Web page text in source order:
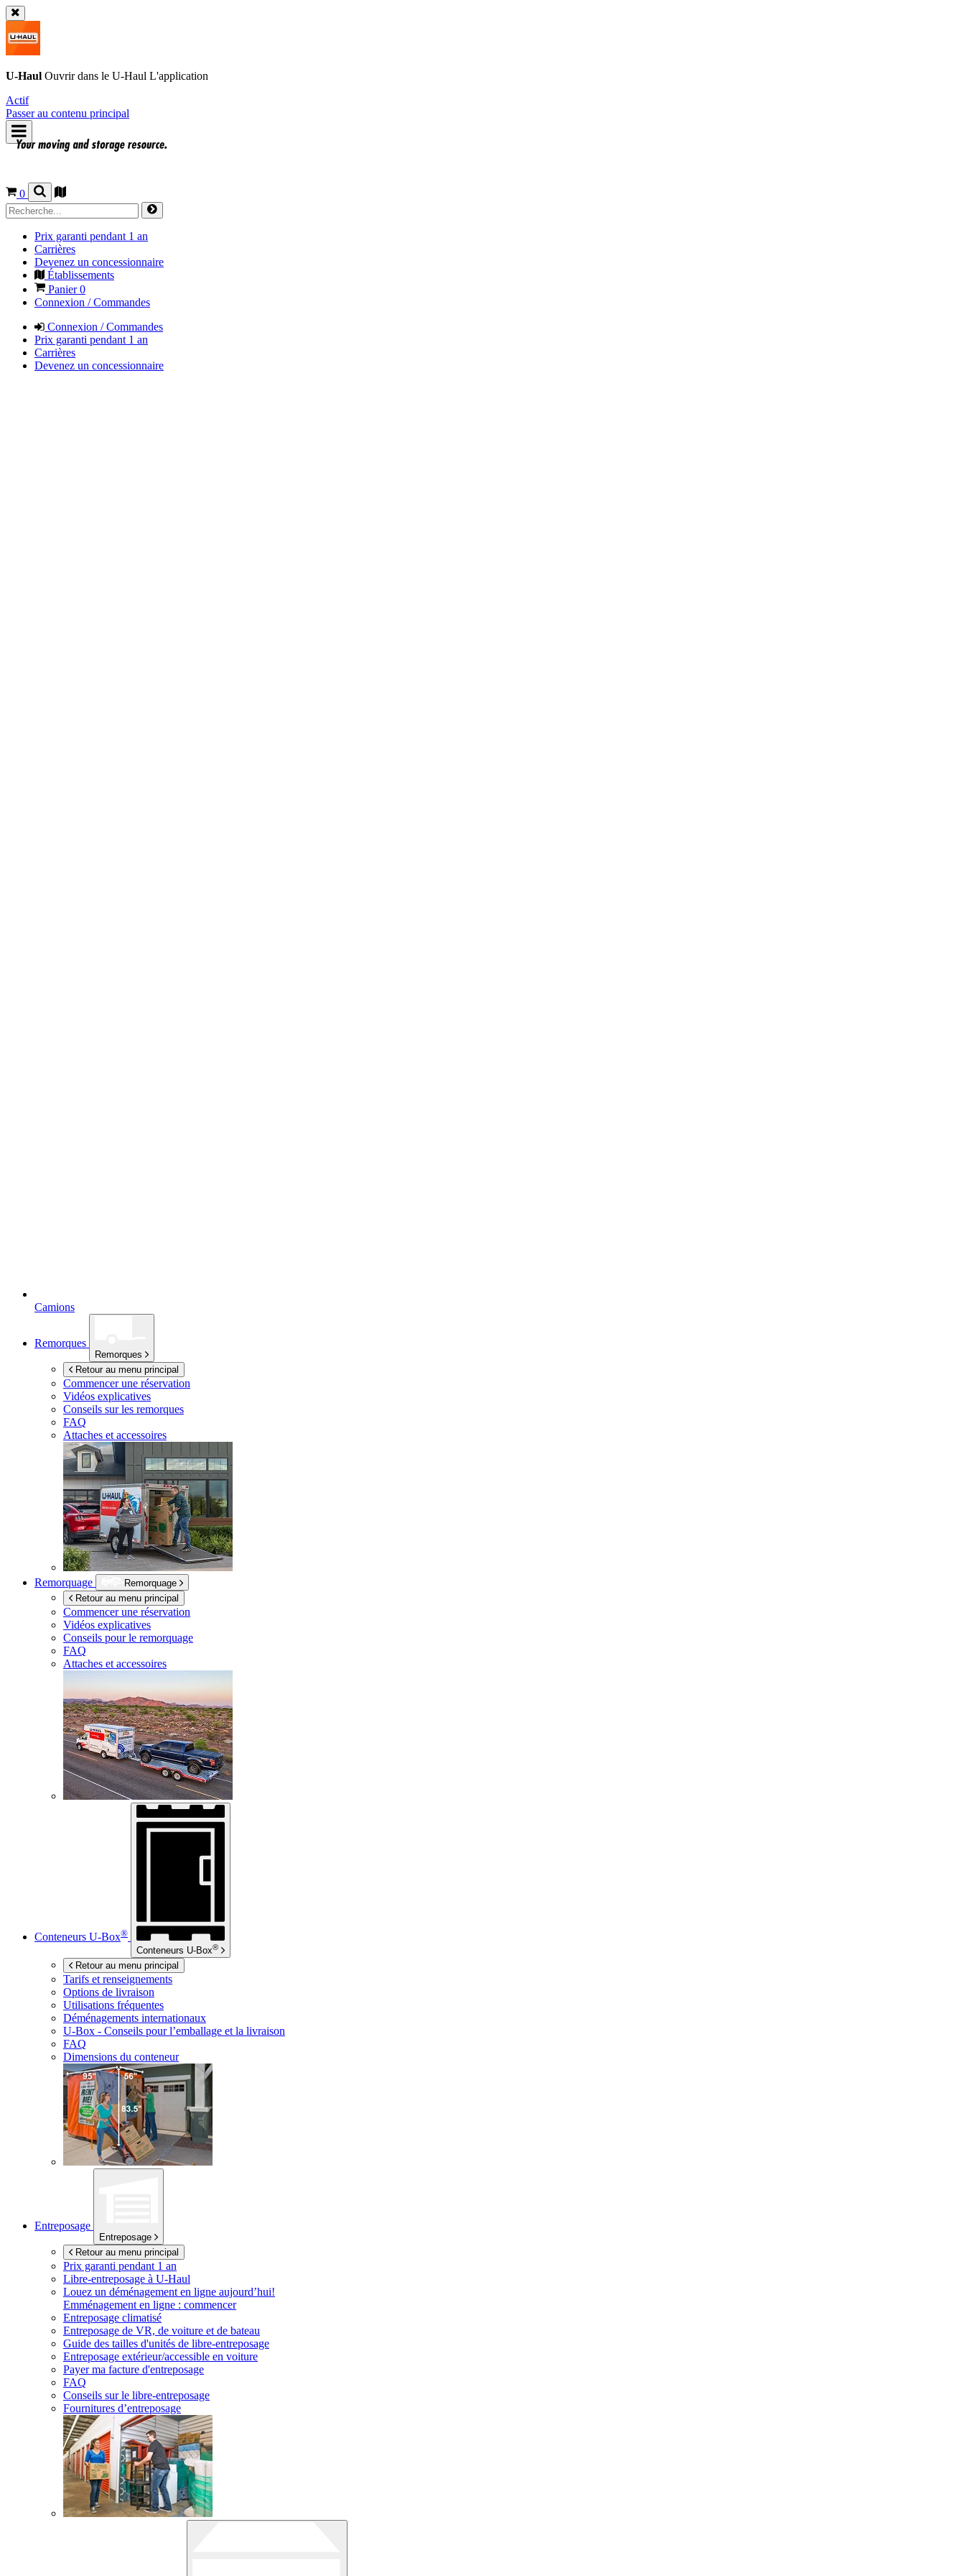
U-Haul Ouvrir dans le U-Haul L'application
Actif
Passer au contenu principal
0
Prix garanti pendant 1 an
Carrières
Devenez un concessionnaire
Établissements
Panier0
Connexion / Commandes
Connexion / Commandes
Prix garanti pendant 1 an
Carrières
Devenez un concessionnaire
Camions
Remorques
Remorques
Retour au menu principal
Commencer une réservation
Vidéos explicatives
Conseils sur les remorques
FAQ
Attaches et accessoires
Remorquage
Remorquage
Retour au menu principal
Commencer une réservation
Vidéos explicatives
Conseils pour le remorquage
FAQ
Attaches et accessoires
Conteneurs U-Box®
Conteneurs U-Box®
Retour au menu principal
Tarifs et renseignements
Options de livraison
Utilisations fréquentes
Déménagements internationaux
U-Box - Conseils pour l’emballage et la livraison
FAQ
Dimensions du conteneur
Entreposage
Entreposage
Retour au menu principal
Prix garanti pendant 1 an
Libre-entreposage à U-Haul
Louez un déménagement en ligne aujourd’hui!
Emménagement en ligne : commencer
Entreposage climatisé
Entreposage de VR, de voiture et de bateau
Guide des tailles d'unités de libre-entreposage
Entreposage extérieur/accessible en voiture
Payer ma facture d'entreposage
FAQ
Conseils sur le libre-entreposage
Fournitures d’entreposage